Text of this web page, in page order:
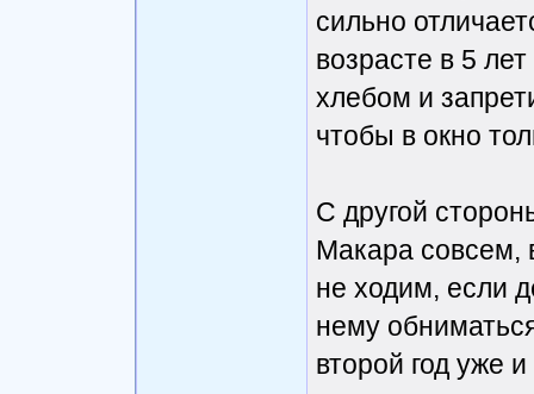
сильно
возрасте в 5
хлебом и
чтобы в окно
С другой
Макара совсем,
не ходим, если
нему
второй год уже